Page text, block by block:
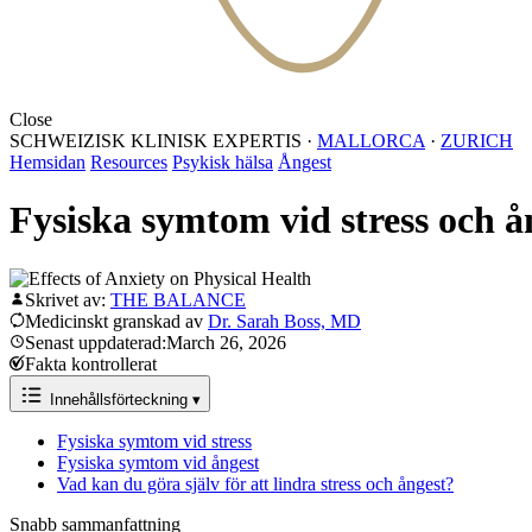
Close
SCHWEIZISK KLINISK EXPERTIS · MALLORCA · ZURICH
Hemsidan Resources Psykisk hälsa Ångest
Fysiska symtom vid stress och
Skrivet av: THE BALANCE
Medicinskt granskad av Dr. Sarah Boss, MD
Senast uppdaterad:March 26, 2026
Fakta kontrollerat
Innehållsförteckning ▾
Fysiska symtom vid stress
Fysiska symtom vid ångest
Vad kan du göra själv för att lindra stress och ångest?
Snabb sammanfattning